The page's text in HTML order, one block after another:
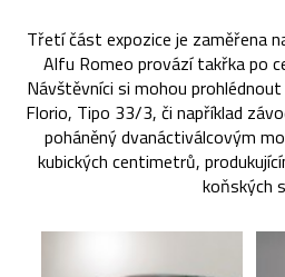
Třetí část expozice je zaměřena
Alfu Romeo provází takřka po
Návštěvníci si mohou
Florio, Tipo 33/3, či například
poháněný dvanáctiválcovým
kubických centimetrů,
koňských